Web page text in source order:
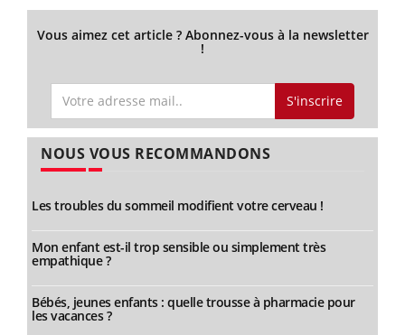
Vous aimez cet article ? Abonnez-vous à la newsletter
!
S'inscrire
NOUS VOUS RECOMMANDONS
Les troubles du sommeil modifient votre cerveau !
Mon enfant est-il trop sensible ou simplement très
empathique ?
Bébés, jeunes enfants : quelle trousse à pharmacie pour
les vacances ?